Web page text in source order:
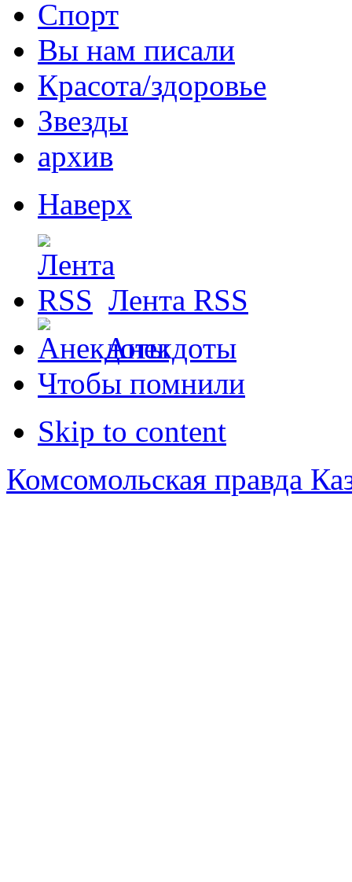
Спорт
Вы нам писали
Красота/здоровье
Звезды
архив
Наверх
Лента RSS
Анекдоты
Чтобы помнили
Skip to content
Комсомольская правда